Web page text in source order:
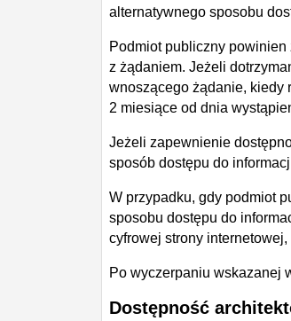
alternatywnego sposobu
Podmiot publiczny
z żądaniem. Jeżeli
wnoszącego żądanie, kiedy
2 miesiące od dnia
Jeżeli zapewnienie
sposób dostępu do
W przypadku, gdy podmiot
sposobu dostępu do
cyfrowej strony
Po wyczerpaniu wskazanej
Dostępność